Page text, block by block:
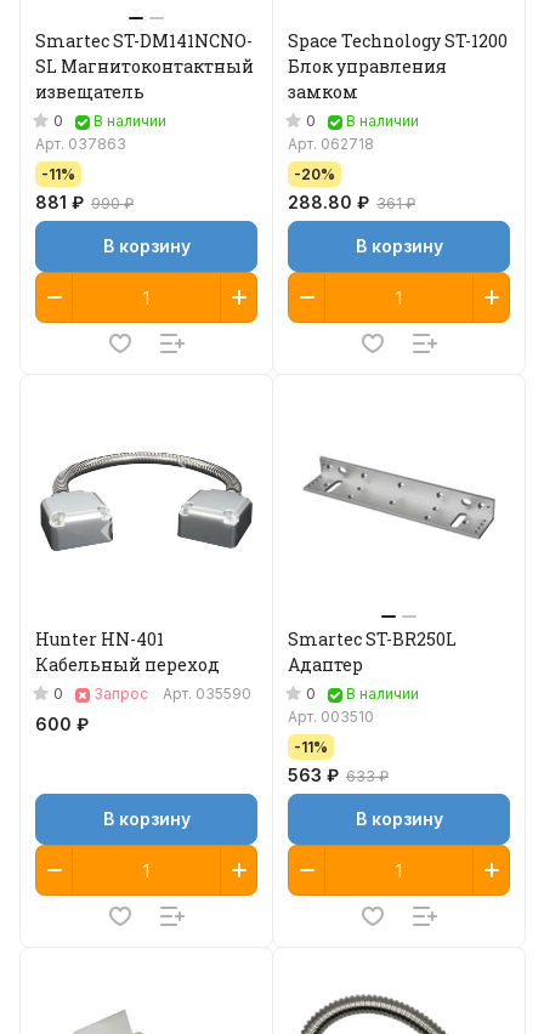
Smartec ST-DM141NCNO-
SL Магнитоконтактный
извещатель
0
В наличии
Арт. 037863
-11%
881 ₽ 990 ₽
В корзину
Space Technology ST-1200
Блок управления
замком
0
В наличии
Арт. 062718
-20%
288.80 ₽ 361 ₽
В корзину
Hunter HN-401
Кабельный переход
0 Запрос Арт. 035590
600 ₽
В корзину
Smartec ST-BR250L
Адаптер
0
В наличии
Арт. 003510
-11%
563 ₽ 633 ₽
В корзину